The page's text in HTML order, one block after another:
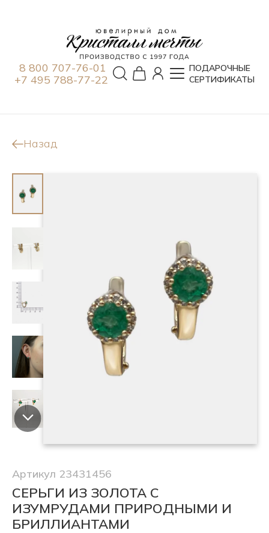
8 800 707-76-01
+7 495 788-77-22
ПОДАРОЧНЫЕ
СЕРТИФИКАТЫ
Назад
Артикул 23431456
СЕРЬГИ ИЗ ЗОЛОТА С
ИЗУМРУДАМИ ПРИРОДНЫМИ И
БРИЛЛИАНТАМИ